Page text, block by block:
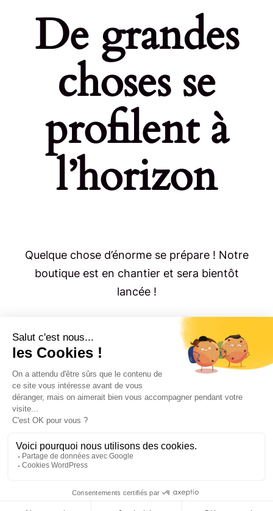
De grandes
choses se
profilent à
l’horizon
Quelque chose d’énorme se prépare ! Notre
boutique est en chantier et sera bientôt
lancée !
© Copyright 2023 - 2026 |Mentions légales
RGPD| Un siteEn bas de chez moi